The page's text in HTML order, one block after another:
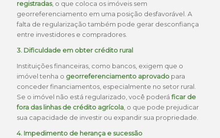
registradas, o que coloca os imóveis sem
georreferenciamento em uma posição desfavorável. A
falta de regularização também pode gerar desconfiança
entre investidores e compradores.
3. Dificuldade em obter crédito rural
Instituições financeiras, como bancos, exigem que o
imóvel tenha o georreferenciamento aprovadopara
conceder financiamentos, especialmente no setor rural.
Se o imóvel não está regularizado, você poderá ficar de
fora das linhas de crédito agrícola, o que pode prejudicar
sua capacidade de investir ou expandir sua propriedade.
4. Impedimento de herança e sucessão